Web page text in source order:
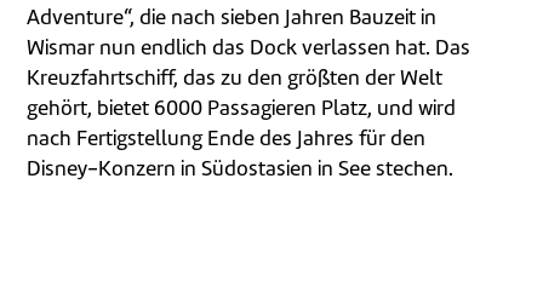
Adventure“, die nach sieben Jahren Bauzeit in
Wismar nun endlich das Dock verlassen hat. Das
Kreuzfahrtschiff, das zu den größten der Welt
gehört, bietet 6000 Passagieren Platz, und wird
nach Fertigstellung Ende des Jahres für den
Disney-Konzern in Südostasien in See stechen.